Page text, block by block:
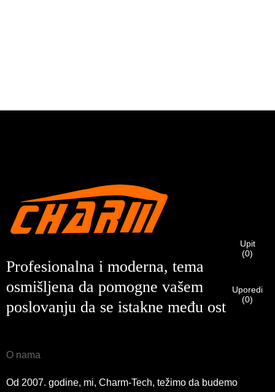
Profesionalna i moderna, tema
osmišljena da pomogne vašem
poslovanju da se istakne među ostalima.
O nama
Od 2007. godine, mi, Charm-Tech, težimo da budemo
CHARM-ov kupac
Novi posjetilac
Molimo Vas da unesete svoju trenutnu poslovnu email
adresu ispod kako biste potvrdili da ste pravi CHARM-ov
klijent.
Nazad
Prije slanja, molimo POTVRDI SVE
informacija
Netačne informacije će dovesti do greške u slanju
materijala.
vaše poslano
identifikacija je potvrđena, dobit ćete obavještenje putem e-
Upit
(0)
Uporedi
(0)